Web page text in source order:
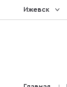
Ижевск